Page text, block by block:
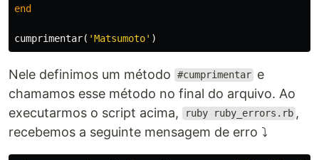
end
cumprimentar( 'Matsumoto' )
Nele definimos um método #cumprimentar e
chamamos esse método no final do arquivo. Ao
executarmos o script acima,
ruby ruby_errors.rb ,
recebemos a seguinte mensagem de erro ⤵️